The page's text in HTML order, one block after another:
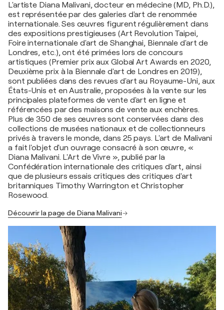
L'artiste Diana Malivani, docteur en médecine (MD, Ph.D.),
est représentée par des galeries d'art de renommée
internationale. Ses œuvres figurent régulièrement dans
des expositions prestigieuses (Art Revolution Taipei,
Foire internationale d'art de Shanghai, Biennale d'art de
Londres, etc.), ont été primées lors de concours
artistiques (Premier prix aux Global Art Awards en 2020,
Deuxième prix à la Biennale d'art de Londres en 2019),
sont publiées dans des revues d'art au Royaume-Uni, aux
États-Unis et en Australie, proposées à la vente sur les
principales plateformes de vente d'art en ligne et
référencées par des maisons de vente aux enchères.
Plus de 350 de ses œuvres sont conservées dans des
collections de musées nationaux et de collectionneurs
privés à travers le monde, dans 25 pays. L'art de Malivani
a fait l'objet d'un ouvrage consacré à son œuvre, «
Diana Malivani. L'Art de Vivre », publié par la
Confédération internationale des critiques d'art, ainsi
que de plusieurs essais critiques des critiques d'art
britanniques Timothy Warrington et Christopher
Rosewood.
Découvrir la page de Diana Malivani